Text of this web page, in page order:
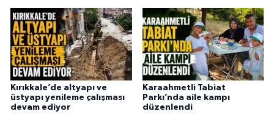
Kırıkkale’de altyapı ve
üstyapı yenileme çalışması
devam ediyor
Karaahmetli Tabiat
Parkı’nda aile kampı
düzenlendi